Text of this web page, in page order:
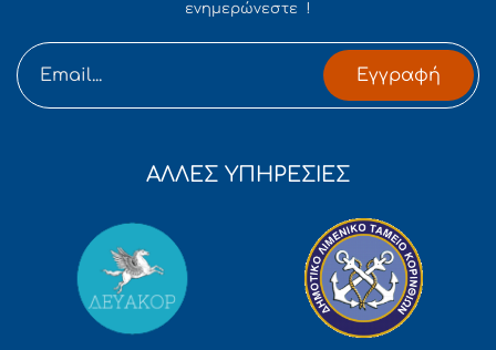
ενημερώνεστε !
Εγγραφή
ΑΛΛΕΣ ΥΠΗΡΕΣΙΕΣ